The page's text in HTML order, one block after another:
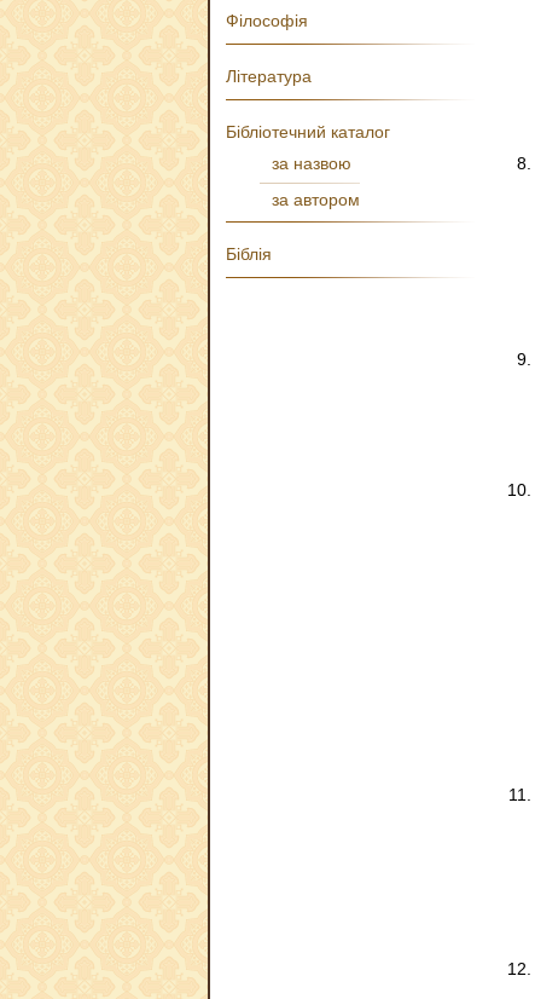
Філософія
Література
Бібліотечний каталог
за назвою
за автором
Біблія